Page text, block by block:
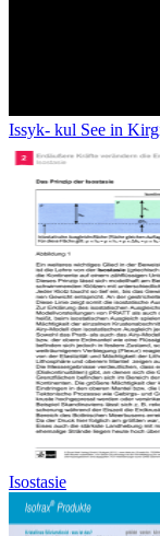
Issyk- kul See in
Isostasie